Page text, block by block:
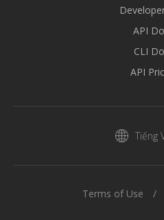
API
CLI
API
Tiếng
Terms of Use